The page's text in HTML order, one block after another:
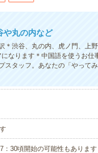
や丸の内など
＊渋谷、丸の内、虎ノ門、上
なります＊中国語を使うお仕
タッフ。あなたの「やってみ
30頃開始の可能性もあります